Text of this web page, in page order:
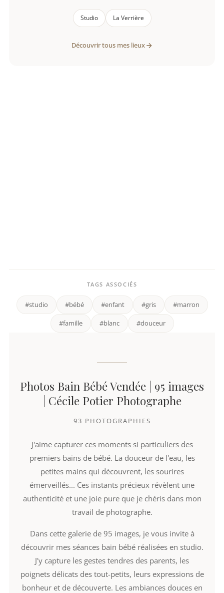
Studio La Verrière
Découvrir tous mes lieux
TAGS ASSOCIÉS
#studio #bébé #enfant #gris #marron
#famille #blanc #douceur
Photos Bain Bébé Vendée | 95 images
| Cécile Potier Photographe
93 PHOTOGRAPHIES
J'aime capturer ces moments si particuliers des
premiers bains de bébé. La douceur de l'eau, les
petites mains qui découvrent, les sourires
émerveillés... Ces instants précieux révèlent une
authenticité et une joie pure que je chéris dans mon
travail de photographe.
Dans cette galerie de 95 images, je vous invite à
découvrir mes séances bain bébé réalisées en studio.
J'y capture les gestes tendres des parents, les
poignets délicats des tout-petits, leurs expressions de
bonheur et de découverte. Les ambiances douces en